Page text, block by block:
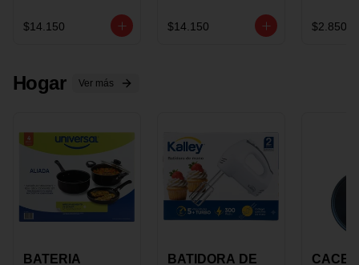
CHOCOLATE X
$14.150
GRS
$14.150
STACK 6G
$2.850
Hogar Ver más
BATERIA
BATIDORA DE